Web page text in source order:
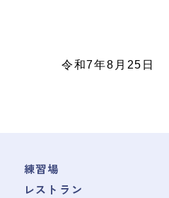
令和7年8月25日
練習場
レストラン